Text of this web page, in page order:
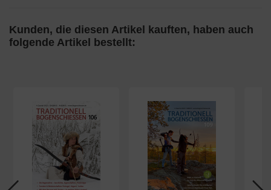
Kunden, die diesen Artikel kauften, haben auch
folgende Artikel bestellt: